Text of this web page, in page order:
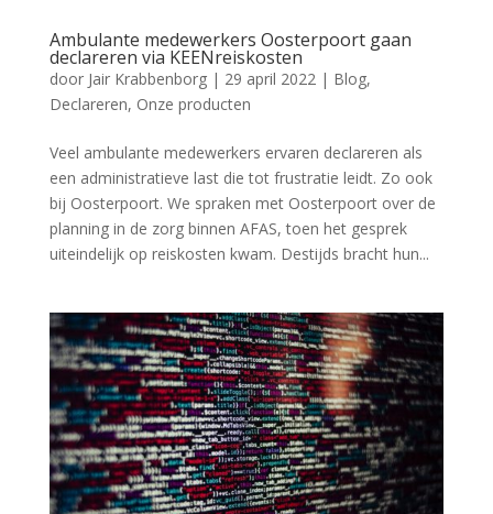
Ambulante medewerkers Oosterpoort gaan
declareren via KEENreiskosten
door Jair Krabbenborg| 29 april 2022| Blog,
Declareren, Onze producten
Veel ambulante medewerkers ervaren declareren als
een administratieve last die tot frustratie leidt. Zo ook
bij Oosterpoort. We spraken met Oosterpoort over de
planning in de zorg binnen AFAS, toen het gesprek
uiteindelijk op reiskosten kwam. Destijds bracht hun...